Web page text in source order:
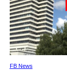
FB News